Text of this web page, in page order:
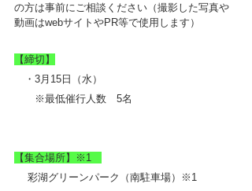
の方は事前にご相談ください（撮影した写真や
動画はwebサイトやPR等で使用します）
【締切】
・3月15日（水）
※最低催行人数　5名
【集合場所】※1
彩湖グリーンパーク（南駐車場）※1